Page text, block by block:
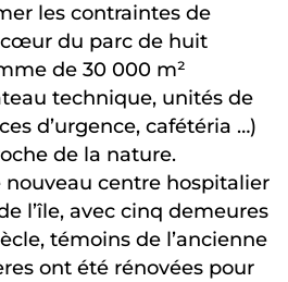
les contraintes de
du parc de huit
de 30 000 m²
technique, unités de
d’urgence, cafétéria …)
de la nature.
centre hospitalier
l’île, avec cinq demeures
témoins de l’ancienne
ont été rénovées pour